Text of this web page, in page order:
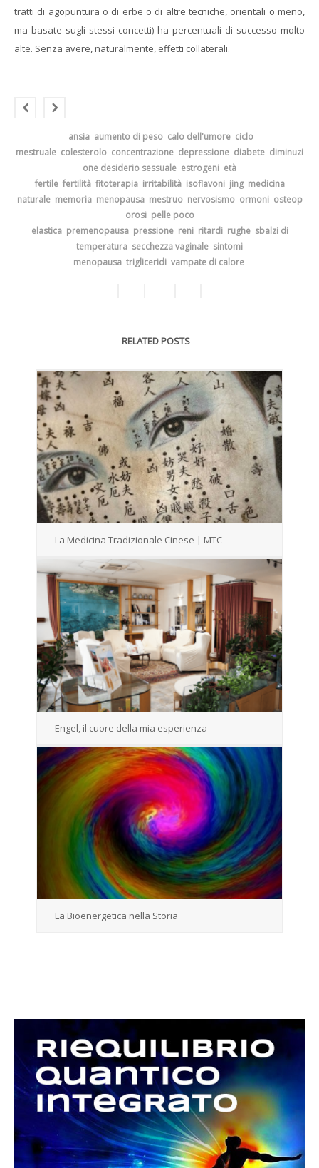
tratti di agopuntura o di erbe o di altre tecniche, orientali o meno,
ma basate sugli stessi concetti) ha percentuali di successo molto
alte. Senza avere, naturalmente, effetti collaterali.
ansia aumento di peso calo dell'umore ciclo
mestruale colesterolo concentrazione depressione diabete diminuzi
one desiderio sessuale estrogeni età
fertile fertilità fitoterapia irritabilità isoflavoni jing medicina
naturale memoria menopausa mestruo nervosismo ormoni osteop
orosi pelle poco
elastica premenopausa pressione reni ritardi rughe sbalzi di
temperatura secchezza vaginale sintomi
menopausa trigliceridi vampate di calore
RELATED POSTS
La Medicina Tradizionale Cinese | MTC
Engel, il cuore della mia esperienza
La Bioenergetica nella Storia